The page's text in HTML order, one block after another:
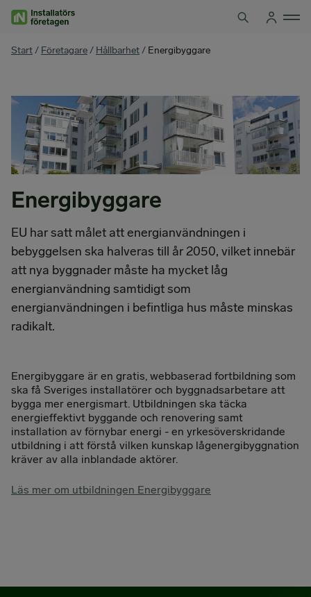
You
Start/ Företagare/ Hållbarhet/ Energibyggare
Energibyggare
EU har satt målet att energianvändningen i
bebyggelsen ska halveras till år 2050, vilket innebär
att nya byggnader måste ha mycket låg
energianvändning samtidigt som
energianvändningen i befintliga hus måste minskas
radikalt.
Energibyggare är en gratis, webbaserad fortbildning som
ska få Sveriges installatörer och byggnadsarbetare att
bygga mer energismart. Utbildningen ska täcka
energieffektivt byggande och renovering samt
installation av förnybar energi - en yrkesöverskridande
utbildning i att förstå vilken kunskap lågenergibyggnation
kräver av alla inblandade aktörer.
Läs mer om utbildningen Energibyggare